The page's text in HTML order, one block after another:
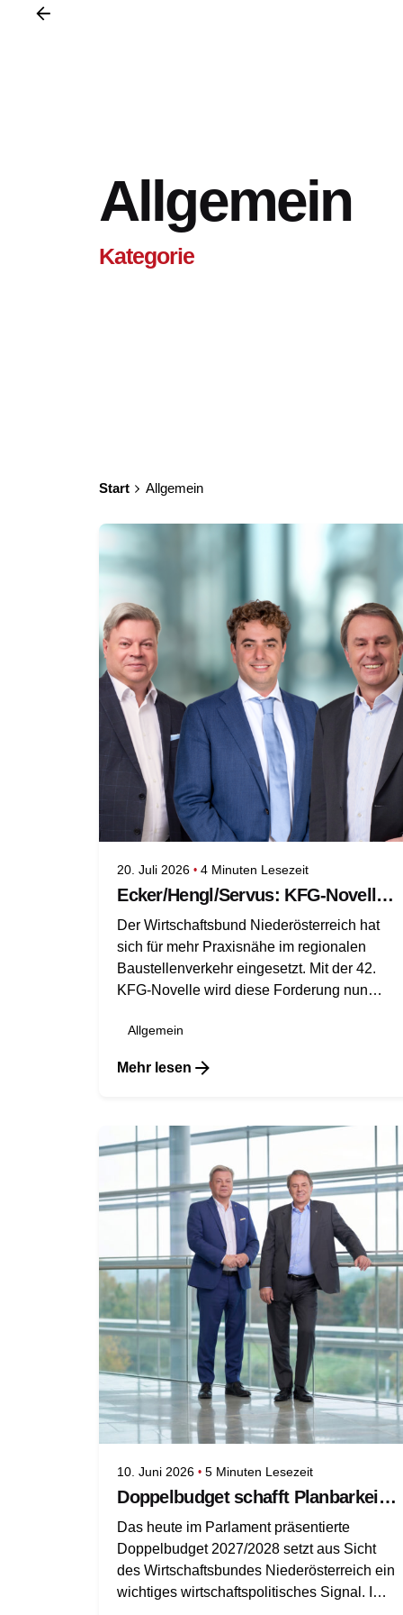
Allgemein
Kategorie
Start Allgemein
20. Juli 2026 4 Minuten Lesezeit
Ecker/Hengl/Servus: KFG-Novelle bringt praxisnahe Entlastung
Der Wirtschaftsbund Niederösterreich hat
sich für mehr Praxisnähe im regionalen
Baustellenverkehr eingesetzt. Mit der 42.
KFG-Novelle wird diese Forderung nun
Kippvorrichtung oder Ladekran erhalten
Spielraum beim höchstzulässigen
Allgemein
Mehr lesen
10. Juni 2026 5 Minuten Lesezeit
Doppelbudget schafft Planbarkeit und bringt Offensivmaßnahmen für die Wirtschaft
Das heute im Parlament präsentierte
Doppelbudget 2027/2028 setzt aus Sicht
des Wirtschaftsbundes Niederösterreich ein
wichtiges wirtschaftspolitisches Signal. Im